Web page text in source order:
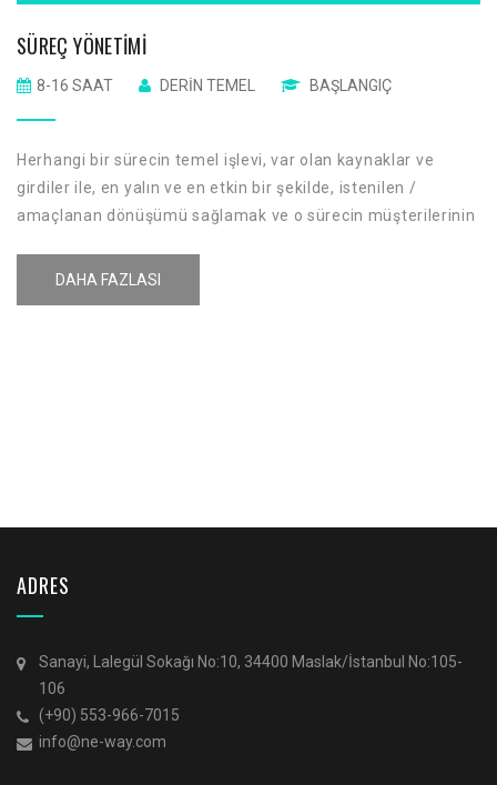
SÜREÇ YÖNETIMI
8-16 SAAT DERIN TEMEL BAŞLANGIÇ
Herhangi bir sürecin temel işlevi, var olan kaynaklar ve
girdiler ile, en yalın ve en etkin bir şekilde, istenilen /
amaçlanan dönüşümü sağlamak ve o sürecin müşterilerinin
oluşturmak ve geliştirmektir.
DAHA FAZLASI
ADRES
Sanayi, Lalegül Sokağı No:10, 34400 Maslak/İstanbul No:105-
106
(+90) 553-966-7015
info@ne-way.com